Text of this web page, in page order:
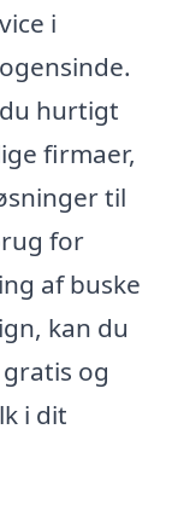
i
hurtigt
firmaer,
til
for
af buske
kan du
og
i dit